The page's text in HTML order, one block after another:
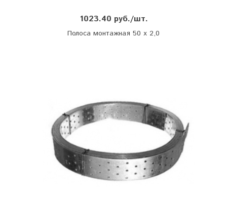
1023.40 руб./шт.
Полоса монтажная 50 х 2,0